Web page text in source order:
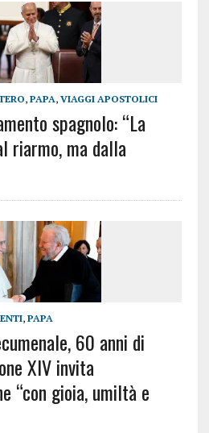
, PAPA, VIAGGI APOSTOLICI
spagnolo: “La
riarmo, ma dalla
, PAPA
60 anni di
XIV invita
“con gioia, umiltà e